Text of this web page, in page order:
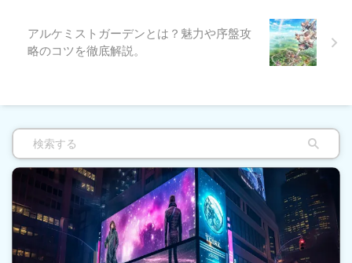
アルケミストガーデンとは？魅力や序盤攻
略のコツを徹底解説。